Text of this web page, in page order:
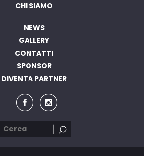
CHI SIAMO
NEWS
GALLERY
CONTATTI
SPONSOR
DIVENTA PARTNER